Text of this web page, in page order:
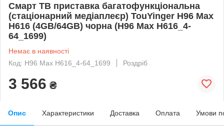
Cмарт ТВ приставка багатофункціональна
(стаціонарний медіаплеєр) TouYinger H96 Max
H616 (4GB/64GB) чорна (H96 Max H616_4-
64_1699)
Немає в наявності
Код: H96 Max H616_4-64_1699
Роздріб
3 566 ₴
Опис Характеристики Доставка Оплата Умови